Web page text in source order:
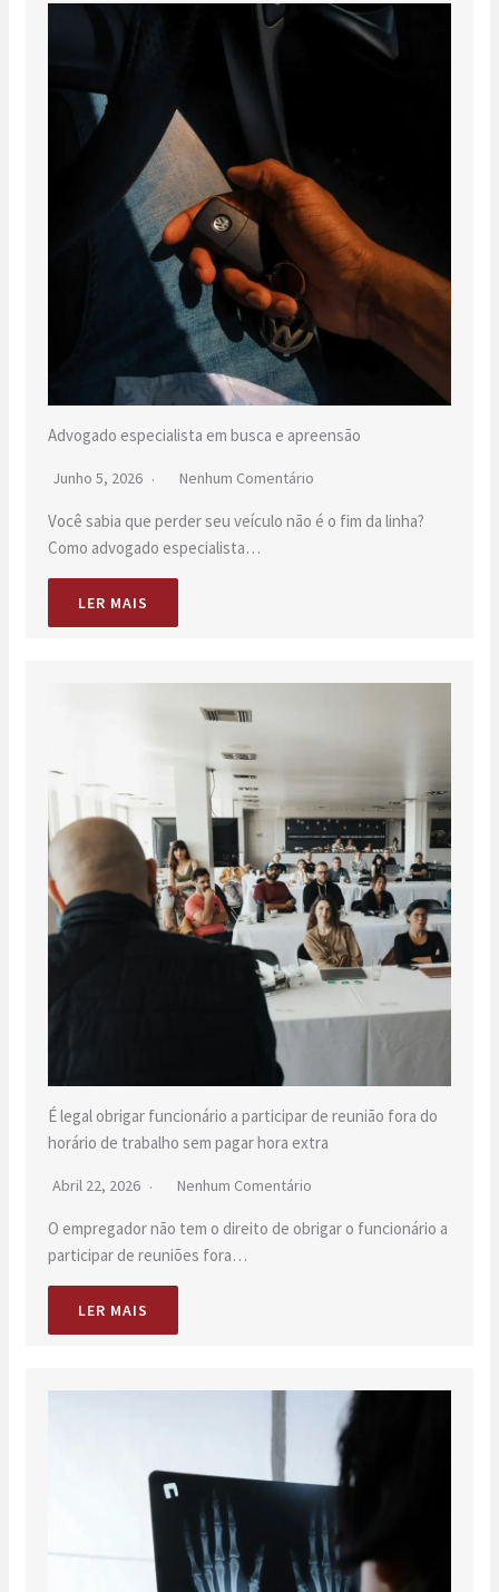
Advogado especialista em busca e apreensão
Junho 5, 2026 Nenhum Comentário
Você sabia que perder seu veículo não é o fim da linha?
Como advogado especialista…
LER MAIS
É legal obrigar funcionário a participar de reunião fora do
horário de trabalho sem pagar hora extra
Abril 22, 2026 Nenhum Comentário
O empregador não tem o direito de obrigar o funcionário a
participar de reuniões fora…
LER MAIS